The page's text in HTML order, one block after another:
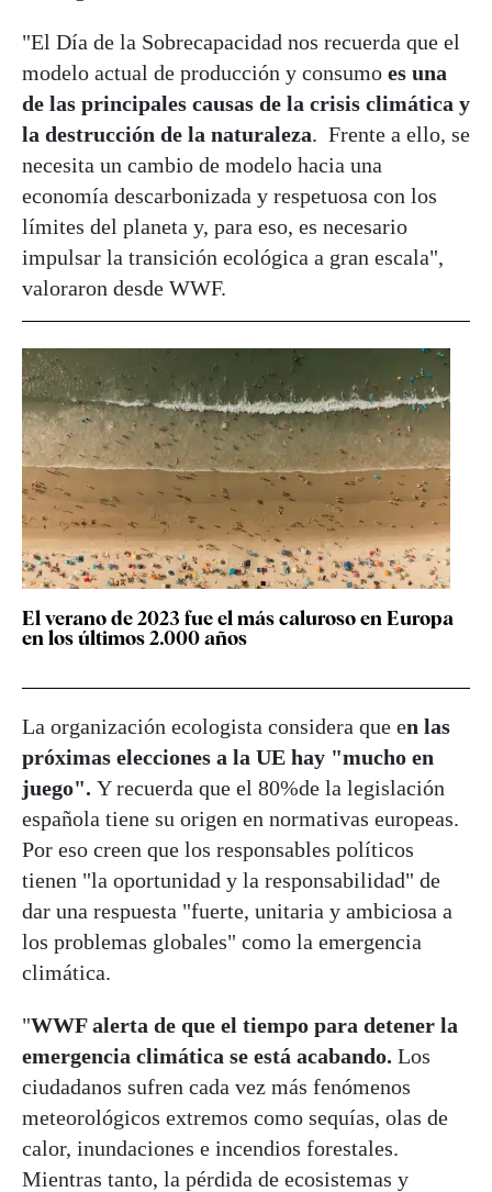
"El Día de la Sobrecapacidad nos recuerda que el
modelo actual de producción y consumo es una
de las principales causas de la crisis climática y
la destrucción de la naturaleza. Frente a ello, se
necesita un cambio de modelo hacia una
economía descarbonizada y respetuosa con los
límites del planeta y, para eso, es necesario
impulsar la transición ecológica a gran escala",
valoraron desde WWF.
El verano de 2023 fue el más caluroso en Europa
en los últimos 2.000 años
La organización ecologista considera que en las
próximas elecciones a la UE hay "mucho en
juego". Y recuerda que el 80%de la legislación
española tiene su origen en normativas europeas.
Por eso creen que los responsables políticos
tienen "la oportunidad y la responsabilidad" de
dar una respuesta "fuerte, unitaria y ambiciosa a
los problemas globales" como la emergencia
climática.
"WWF alerta de que el tiempo para detener la
emergencia climática se está acabando. Los
ciudadanos sufren cada vez más fenómenos
meteorológicos extremos como sequías, olas de
calor, inundaciones e incendios forestales.
Mientras tanto, la pérdida de ecosistemas y